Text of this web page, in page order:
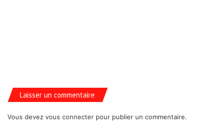
Laisser un commentaire
Vous devez vous connecter pour publier un commentaire.